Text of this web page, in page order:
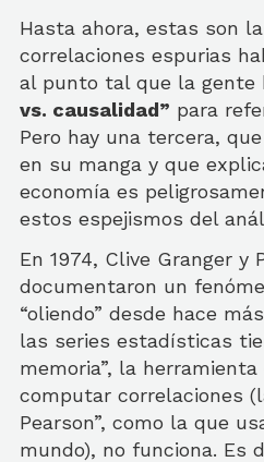
Hasta ahora, estas son
correlaciones espurias
al punto tal que la gente
vs. causalidad” para
Pero hay una tercera,
en su manga y que
economía es
estos espejismos del
En 1974, Clive Granger y
documentaron un
“oliendo” desde hace
las series estadísticas
memoria”, la
computar correlaciones
Pearson”, como la que
mundo), no funciona. Es